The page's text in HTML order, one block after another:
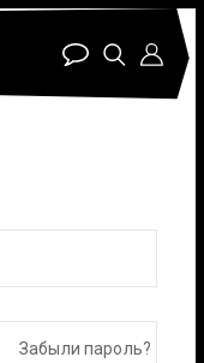
Забыли пароль?